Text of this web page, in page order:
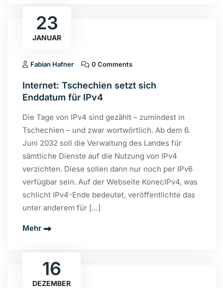
23
JANUAR
Fabian Hafner 0 Comments
Internet: Tschechien setzt sich
Enddatum für IPv4
Die Tage von IPv4 sind gezählt – zumindest in
Tschechien – und zwar wortwörtlich. Ab dem 6.
Juni 2032 soll die Verwaltung des Landes für
sämtliche Dienste auf die Nutzung von IPv4
verzichten. Diese sollen dann nur noch per IPv6
verfügbar sein. Auf der Webseite KonecIPv4, was
schlicht IPv4-Ende bedeutet, veröffentlichte das
unter anderem für […]
Mehr
16
DEZEMBER